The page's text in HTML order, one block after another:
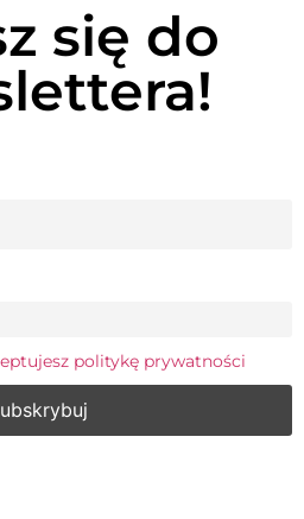
się do
politykę prywatności